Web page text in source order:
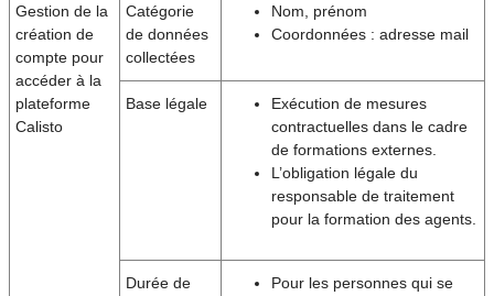
Gestion de la
création de
compte pour
accéder à la
plateforme
Calisto
Catégorie
de données
collectées
Nom, prénom
Coordonnées : adresse mail
Base légale
Exécution de mesures
contractuelles dans le cadre
de formations externes.
L’obligation légale du
responsable de traitement
pour la formation des agents.
Durée de
Pour les personnes qui se